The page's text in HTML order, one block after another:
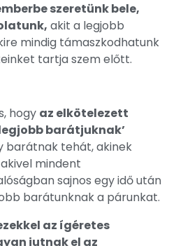
szeretünk bele,
akit a legjobb
mindig támaszkodhatunk
tartja szem előtt.
hogy az elkötelezett
barátjuknak’
barátnak tehát, akinek
mindent
sajnos egy idő után
barátunknak a párunkat.
az ígéretes
jutnak el az